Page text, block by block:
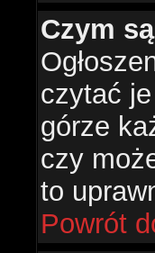
Czym
czytać
górze
czy
to
Powrót